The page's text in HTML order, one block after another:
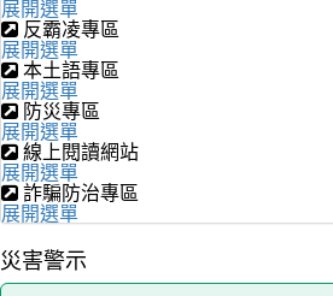
展開選單
反霸凌專區
展開選單
本土語專區
展開選單
防災專區
展開選單
線上閱讀網站
展開選單
詐騙防治專區
展開選單
災害警示